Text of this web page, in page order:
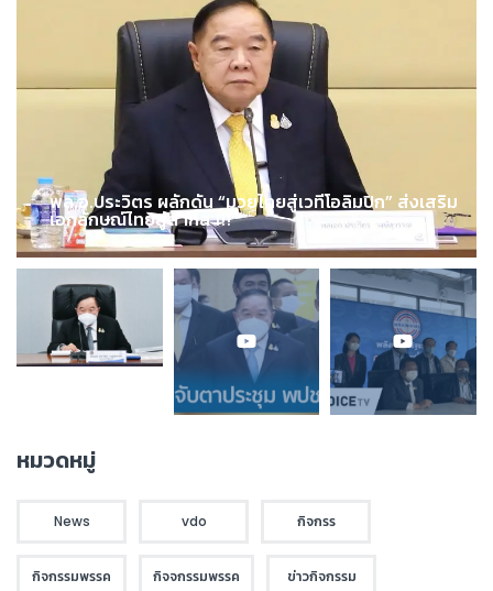
พล.อ.ประวิตร ผลักดัน “มวยไทยสู่เวทีโอลิมปิก” ส่งเสริม
เอกลักษณ์ไทยสู่สากล !!!
หมวดหมู่
News vdo กิจกรร
กิจกรรมพรรค กิจจกรรมพรรค ข่าวกิจกรรม